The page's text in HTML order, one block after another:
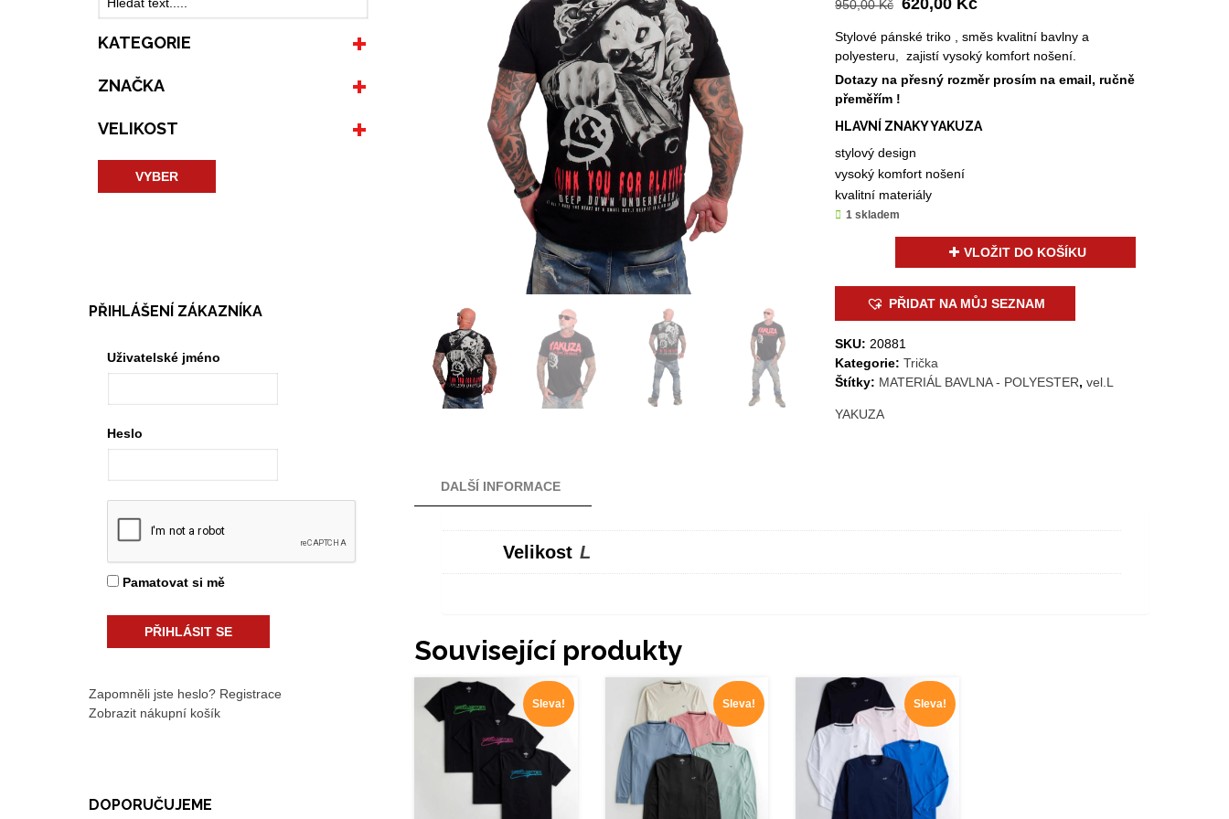
950,00Kč
byla:
950,00 Kč.
620,00 Kč
je:
620,00 Kč.
Stylové pánské triko , směs kvalitní bavlny a
polyesteru, zajistí vysoký komfort nošení.
Dotazy na přesný rozměr prosím na email, ručně
přeměřím !
HLAVNÍ ZNAKY YAKUZA
stylový design
vysoký komfort nošení
kvalitní materiály
1 skladem
YAKUZA-
0784509
VLOŽIT DO KOŠÍKU
PŘIDAT NA MŮJ SEZNAM
SKU: 20881
Kategorie:Trička
Štítky: MATERIÁL BAVLNA - POLYESTER,vel.L
YAKUZA
DALŠÍ INFORMACE
Velikost L
Související produkty
Sleva! Sleva! Sleva!
KATEGORIE
ZNAČKA
VELIKOST
VYBER
PŘIHLÁŠENÍ ZÁKAZNÍKA
Uživatelské jméno
Heslo
Pamatovat si mě
Zapomněli jste heslo? Registrace
Zobrazit nákupní košík
DOPORUČUJEME